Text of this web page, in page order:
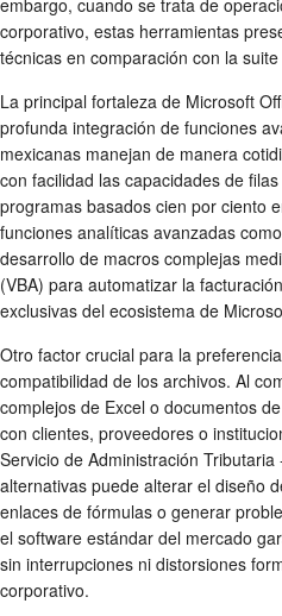
corporativo, estas herramientas
técnicas en comparación con la
La principal fortaleza de Microsoft
profunda integración de funciones
mexicanas manejan de manera
con facilidad las capacidades de
programas basados cien por ciento
funciones analíticas avanzadas
desarrollo de macros complejas
(VBA) para automatizar la
exclusivas del ecosistema de
Otro factor crucial para la
compatibilidad de los archivos. Al
complejos de Excel o documentos
con clientes, proveedores o
Servicio de Administración
alternativas puede alterar el diseño
enlaces de fórmulas o generar
el software estándar del mercado
sin interrupciones ni distorsiones
corporativo.